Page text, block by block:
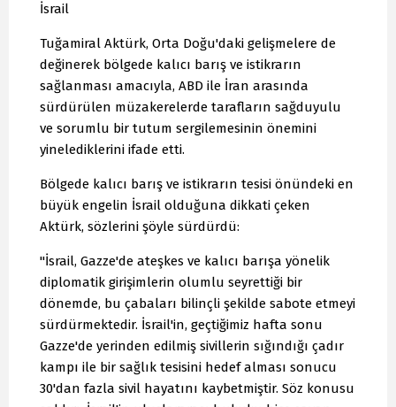
İsrail
Tuğamiral Aktürk, Orta Doğu'daki gelişmelere de
değinerek bölgede kalıcı barış ve istikrarın
sağlanması amacıyla, ABD ile İran arasında
sürdürülen müzakerelerde tarafların sağduyulu
ve sorumlu bir tutum sergilemesinin önemini
yinelediklerini ifade etti.
Bölgede kalıcı barış ve istikrarın tesisi önündeki en
büyük engelin İsrail olduğuna dikkati çeken
Aktürk, sözlerini şöyle sürdürdü:
"İsrail, Gazze'de ateşkes ve kalıcı barışa yönelik
diplomatik girişimlerin olumlu seyrettiği bir
dönemde, bu çabaları bilinçli şekilde sabote etmeyi
sürdürmektedir. İsrail'in, geçtiğimiz hafta sonu
Gazze'de yerinden edilmiş sivillerin sığındığı çadır
kampı ile bir sağlık tesisini hedef alması sonucu
30'dan fazla sivil hayatını kaybetmiştir. Söz konusu